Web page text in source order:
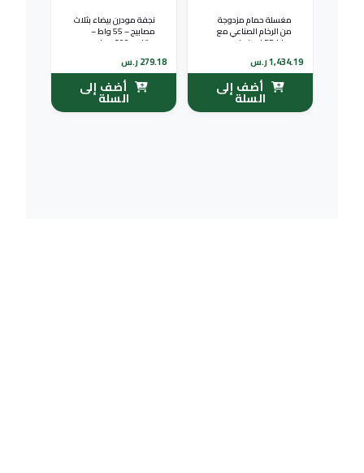
مغسلة حمام مزدوجة
من الرخام الصناعي مع
مرايا LED – فيراجو –
لامع (#31194)
1,434.19ر.س
أضف إلى
السلة
نجفة مودرن بيضاء بثلاث
مصابيح – 55 واط –
مقاس 1200 ملم
279.18ر.س
أضف إلى
السلة